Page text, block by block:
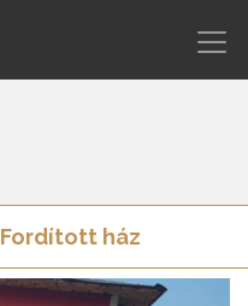
Fordított ház